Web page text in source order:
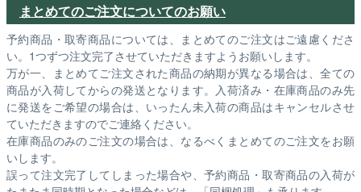
まとめてのご注文についてのお願い
予約商品・取寄商品については、まとめてのご注文はご遠慮くださ
い。1つずつ注文完了させていただきますようお願いします。
万が一、まとめてご注文された商品の納期が異なる場合は、全ての
商品が入荷してからの発送となります。入荷済み・在庫商品のみ先
に発送をご希望の場合は、いったん未入荷の商品はキャンセルさせ
ていただきますのでご連絡ください。
在庫商品のみのご注文の場合は、なるべくまとめてのご注文をお願
いします。
誤って注文完了してしまった場合や、予約商品・取寄商品の入荷が